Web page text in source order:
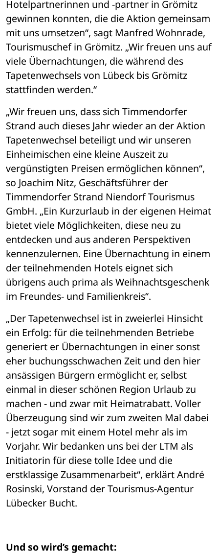
Hotelpartnerinnen und -partner in Grömitz
gewinnen konnten, die die Aktion gemeinsam
mit uns umsetzen“, sagt Manfred Wohnrade,
Tourismuschef in Grömitz. „Wir freuen uns auf
viele Übernachtungen, die während des
Tapetenwechsels von Lübeck bis Grömitz
stattfinden werden.“
„Wir freuen uns, dass sich Timmendorfer
Strand auch dieses Jahr wieder an der Aktion
Tapetenwechsel beteiligt und wir unseren
Einheimischen eine kleine Auszeit zu
vergünstigten Preisen ermöglichen können“,
so Joachim Nitz, Geschäftsführer der
Timmendorfer Strand Niendorf Tourismus
GmbH. „Ein Kurzurlaub in der eigenen Heimat
bietet viele Möglichkeiten, diese neu zu
entdecken und aus anderen Perspektiven
kennenzulernen. Eine Übernachtung in einem
der teilnehmenden Hotels eignet sich
übrigens auch prima als Weihnachtsgeschenk
im Freundes- und Familienkreis“.
„Der Tapetenwechsel ist in zweierlei Hinsicht
ein Erfolg: für die teilnehmenden Betriebe
generiert er Übernachtungen in einer sonst
eher buchungsschwachen Zeit und den hier
ansässigen Bürgern ermöglicht er, selbst
einmal in dieser schönen Region Urlaub zu
machen - und zwar mit Heimatrabatt. Voller
Überzeugung sind wir zum zweiten Mal dabei
- jetzt sogar mit einem Hotel mehr als im
Vorjahr. Wir bedanken uns bei der LTM als
Initiatorin für diese tolle Idee und die
erstklassige Zusammenarbeit“, erklärt André
Rosinski, Vorstand der Tourismus-Agentur
Lübecker Bucht.
Und so wird’s gemacht: